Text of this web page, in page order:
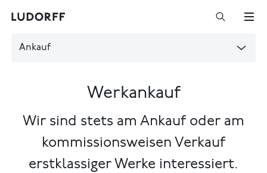
Ankauf
Werkankauf
Wir sind stets am Ankauf oder am
kommissionsweisen Verkauf
erstklassiger Werke interessiert.